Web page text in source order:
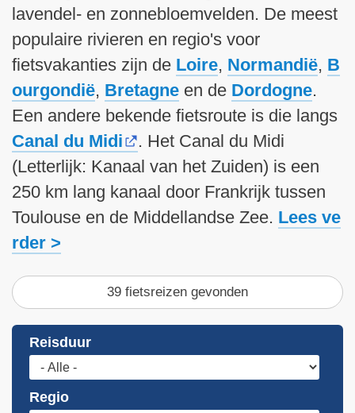
lavendel- en zonnebloemvelden. De meest
populaire rivieren en regio's voor
fietsvakanties zijn de Loire, Normandië, B
ourgondië, Bretagne en de Dordogne.
Een andere bekende fietsroute is die langs
Canal du Midi
. Het Canal du Midi
(Letterlijk: Kanaal van het Zuiden) is een
250 km lang kanaal door Frankrijk tussen
Toulouse en de Middellandse Zee. Lees ve
rder
39 fietsreizen gevonden
Reisduur
Regio